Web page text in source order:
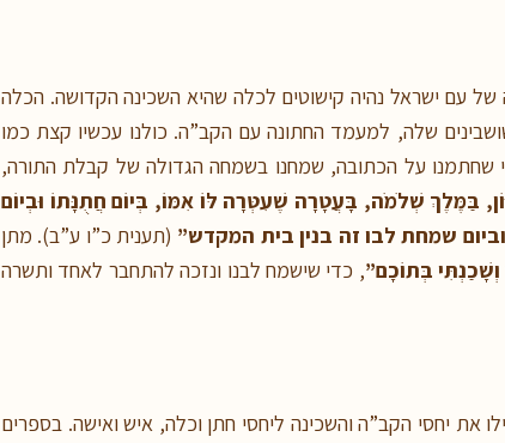
של עם ישראל נהיה קישוטים לכלה שהיא השכינה הקדושה. הכלה
שלה, למעמד החתונה עם הקב”ה. כולנו עכשיו קצת כמו
שחתמנו על הכתובה, שמחנו בשמחה הגדולה של קבלת התורה,
בַּמֶּלֶךְ שְׁלֹמֹה, בָּעֲטָרָה שֶׁעִטְּרָה לּוֹ אִמּוֹ, בְּיוֹם חֲתֻנָּתוֹ וּבְיוֹם
שמחת לבו זה בנין בית המקדש” (תענית כ”ו ע”ב). מתן
בְּתוֹכָם”, כדי שישמח לבנו ונזכה להתחבר לאחד ותשרה
את יחסי הקב”ה והשכינה ליחסי חתן וכלה, איש ואישה. בספרים